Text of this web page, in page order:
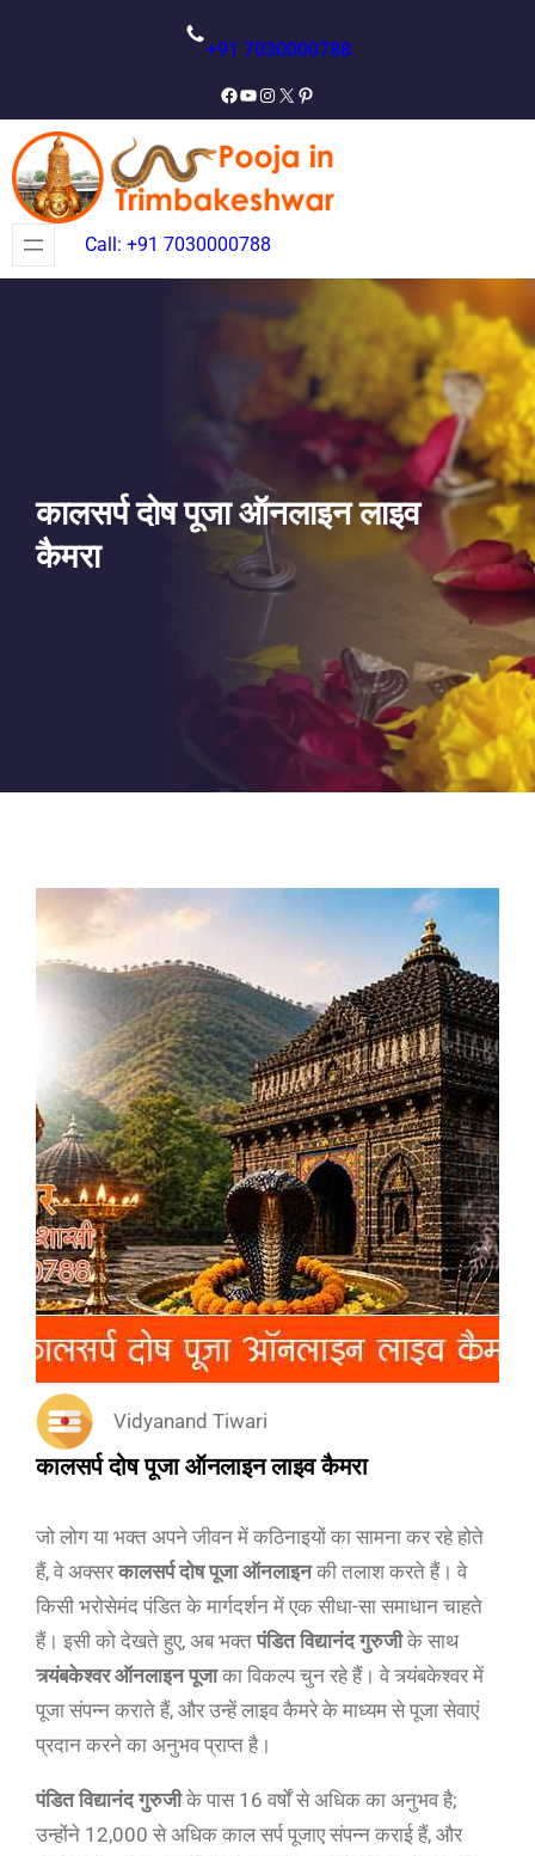
+91 7030000788
Facebook
YouTube
Instagram
X Pinterest
Call: +91 7030000788
कालसर्प दोष पूजा ऑनलाइन लाइव
कैमरा
Vidyanand Tiwari
कालसर्प दोष पूजा ऑनलाइन लाइव कैमरा
जो लोग या भक्त अपने जीवन में कठिनाइयों का सामना कर रहे होते
हैं, वे अक्सरकालसर्प दोष पूजा ऑनलाइनकी तलाश करते हैं। वे
किसी भरोसेमंद पंडित के मार्गदर्शन में एक सीधा-सा समाधान चाहते
हैं। इसी को देखते हुए, अब भक्तपंडित विद्यानंद गुरुजीके साथ
त्र्यंबकेश्वर ऑनलाइन पूजाका विकल्प चुन रहे हैं। वे त्र्यंबकेश्वर में
पूजा संपन्न कराते हैं, और उन्हें लाइव कैमरे के माध्यम से पूजा सेवाएं
प्रदान करने का अनुभव प्राप्त है।
पंडित विद्यानंद गुरुजीके पास 16 वर्षों से अधिक का अनुभव है;
उन्होंने 12,000 से अधिक काल सर्प पूजाए संपन्न कराई हैं, और